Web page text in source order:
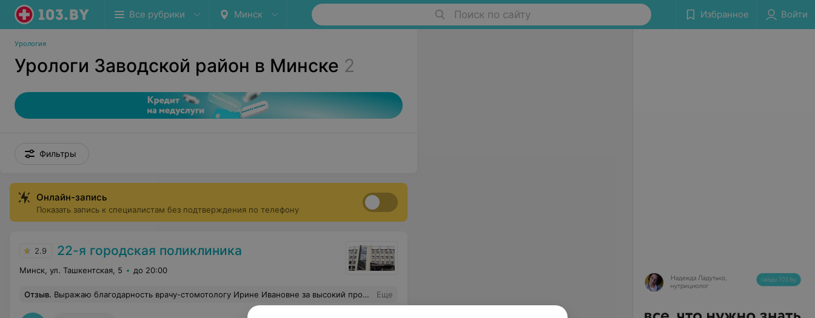
Все рубрики Минск Поиск по сайту Избранное Войти
Урология
Урологи Заводской район в Минске 2
Фильтры
Онлайн-запись
Показать запись к специалистам без подтверждения по телефону
2.9 22-я городская поликлиника
Минск, ул. Ташкентская, 5 до 20:00
Отзыв. Выражаю благодарность врачу-стомотологу Ирине Ивановне за высокий профессионализм и внимательное отношение к пациентам.Администрацию прошу оценить работу И.И. Специалистов такого уровня редко встретишь в государственной поликлинике! Еще